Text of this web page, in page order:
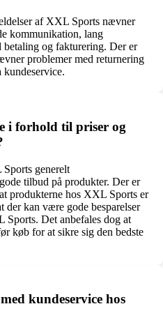
af XXL Sports nævner
kommunikation, lang
og fakturering. Der er
problemer med returnering
kundeservice.
i forhold til priser og
generelt
tilbud på produkter. Der er
produkterne hos XXL Sports er
der kan være gode besparelser
Sports. Det anbefales dog at
køb for at sikre sig den bedste
kundeservice hos